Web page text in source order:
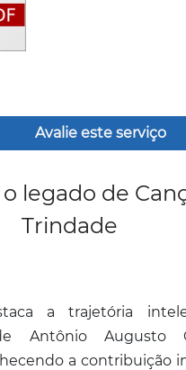
Avalie este serviço
legado de
Trindade
a trajetória
Antônio Augusto
a contribuição